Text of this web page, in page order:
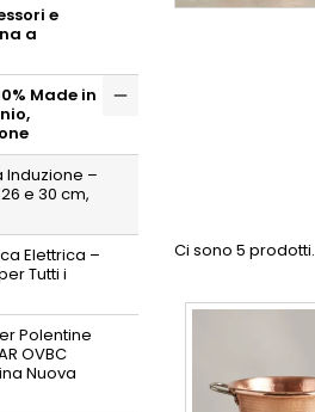
e
a
Made in
Induzione –
e 30 cm,
Elettrica –
Tutti i
Polentine
OVBC
Nuova
Ci sono 5 prodotti.